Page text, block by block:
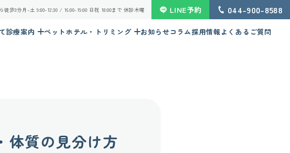
徒歩3分月-土 9:00-12:30 / 16:00-19:00 日祝 18:00まで 休診木曜 LINE予約 044-900-8588
診療案内 ペットホテル・トリミング お知らせコラム採用情報よくあるご質問
体質の見分け方